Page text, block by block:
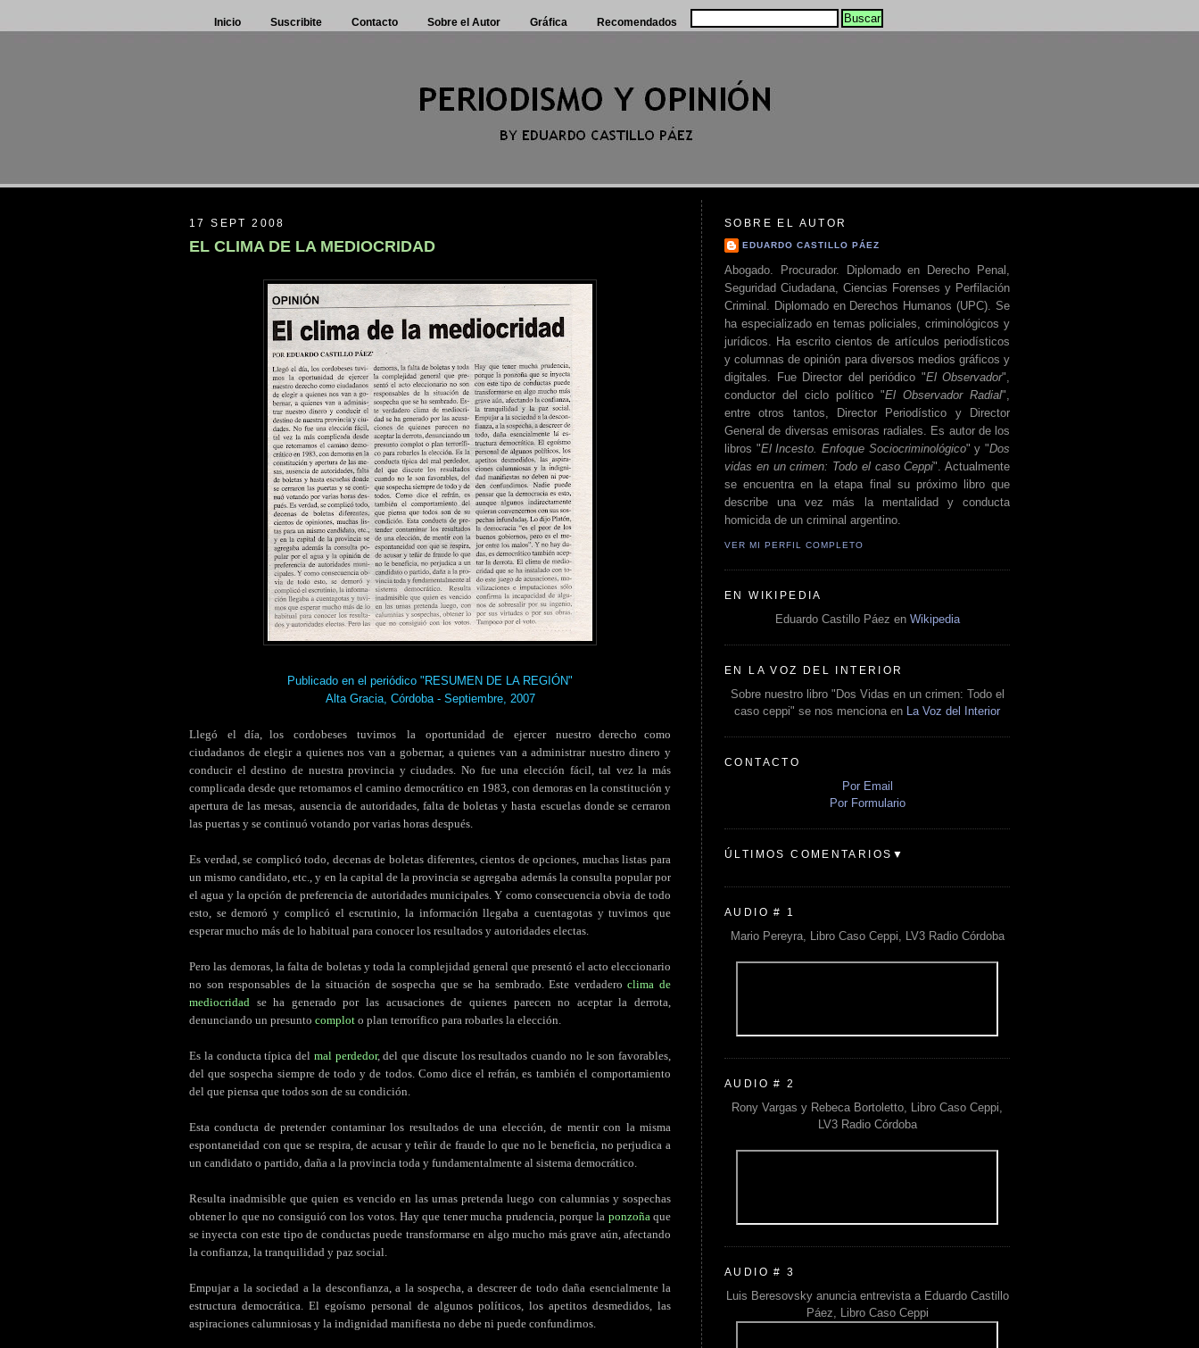
Inicio Suscribite Contacto Sobre el Autor Gráfica Recomendados
17 SEPT 2008
EL CLIMA DE LA MEDIOCRIDAD
Publicado en el periódico "RESUMEN DE LA REGIÓN"
Alta Gracia, Córdoba - Septiembre, 2007
Llegó
.el día, los. cordobeses tuvimos la. oportunidad de ejercer. nuestro derecho como
ciudadanos de elegir a quienes nos van a gobernar, a quienes van a administrar nuestro dinero y
conducir el destino de nuestra provincia y ciudades. No fue una elección fácil, tal vez la más
complicada desde que retomamos el camino democrático en 1983, con demoras en la constitución y
apertura de las mesas, ausencia de autoridades, falta de boletas y hasta escuelas donde se cerraron
las puertas y se continuó votando por varias horas después.
Es verdad, se complicó todo, decenas de boletas diferentes, cientos de opciones, muchas listas para
un mismo candidato, etc., y en la capital de la provincia se agregaba además la consulta popular por
el agua y la opción de preferencia de autoridades municipales. Y como consecuencia obvia de todo
esto, se demoró y complicó el escrutinio, la información llegaba a cuentagotas y tuvimos que
esperar mucho más de lo habitual para conocer los resultados y autoridades electas.
Pero las demoras, la falta de boletas y toda la complejidad general que presentó el acto eleccionario
no son responsables de la situación de sospecha que se ha sembrado. Este verdaderoclima de
mediocridad se ha generado por las acusaciones de quienes parecen no aceptar la derrota,
denunciando un presunto complot o plan terrorífico para robarles la elección.
Es la conducta típica del mal perdedor, del que discute los resultados cuando no le son favorables,
del que sospecha siempre de todo y de todos. Como dice el refrán, es también el comportamiento
del que piensa que todos son de su condición.
Esta conducta de pretender contaminar los resultados de una elección, de mentir con la misma
espontaneidad con que se respira, de acusar y teñir de fraude lo que no le beneficia, no perjudica a
un candidato o partido, daña a la provincia toda y fundamentalmente al sistema democrático.
Resulta inadmisible que quien es vencido en las urnas pretenda luego con calumnias y sospechas
obtener lo que no consiguió con los votos. Hay que tener mucha prudencia, porque la ponzoñaque
se inyecta con este tipo de conductas puede transformarse en algo mucho más grave aún, afectando
la confianza, la tranquilidad y paz social.
Empujar a la sociedad a la desconfianza, a la sospecha, a descreer de todo daña esencialmente la
estructura democrática. El egoísmo personal de algunos políticos, los apetitos desmedidos, las
aspiraciones calumniosas y la indignidad manifiesta no debe ni puede confundirnos.
SOBRE EL AUTOR
EDUARDO CASTILLO PÁEZ
Abogado. Procurador. Diplomado en Derecho Penal,
Seguridad Ciudadana, Ciencias Forenses y Perfilación
Criminal. Diplomado en Derechos Humanos (UPC). Se
ha especializado en temas policiales, criminológicos y
jurídicos. Ha escrito cientos de artículos periodísticos
y columnas de opinión para diversos medios gráficos y
digitales. Fue Director del periódico "El Observador",
conductor del ciclo político "El Observador Radial",
entre otros tantos, Director Periodístico y Director
General de diversas emisoras radiales. Es autor de los
libros "El Incesto. Enfoque Sociocriminológico" y "Dos
vidas en un crimen: Todo el caso Ceppi". Actualmente
se encuentra en la etapa final su próximo libro que
describe una vez más la mentalidad y conducta
homicida de un criminal argentino.
VER MI PERFIL COMPLETO
EN WIKIPEDIA
Eduardo Castillo Páez en Wikipedia
EN LA VOZ DEL INTERIOR
Sobre nuestro libro "Dos Vidas en un crimen: Todo el
caso ceppi" se nos menciona en
La Voz del Interior
CONTACTO
Por Email
Por Formulario
ÚLTIMOS COMENTARIOS▼
AUDIO # 1
Mario Pereyra, Libro Caso Ceppi, LV3 Radio Córdoba
AUDIO # 2
Rony Vargas y Rebeca Bortoletto, Libro Caso Ceppi,
LV3 Radio Córdoba
AUDIO # 3
Luis Beresovsky anuncia entrevista a Eduardo Castillo
Páez, Libro Caso Ceppi